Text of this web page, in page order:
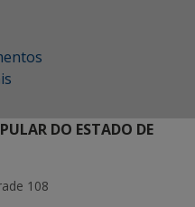
DO ESTADO DE
108